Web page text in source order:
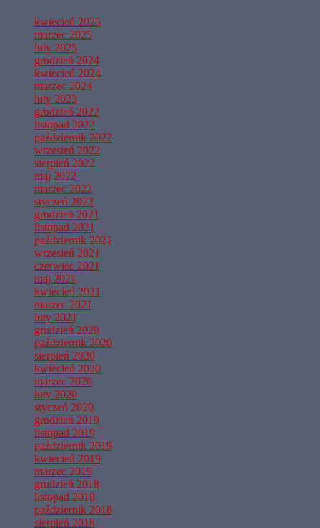
kwiecień 2025
marzec 2025
luty 2025
grudzień 2024
kwiecień 2024
marzec 2024
luty 2023
grudzień 2022
listopad 2022
październik 2022
wrzesień 2022
sierpień 2022
maj 2022
marzec 2022
styczeń 2022
grudzień 2021
listopad 2021
październik 2021
wrzesień 2021
czerwiec 2021
maj 2021
kwiecień 2021
marzec 2021
luty 2021
grudzień 2020
październik 2020
sierpień 2020
kwiecień 2020
marzec 2020
luty 2020
styczeń 2020
grudzień 2019
listopad 2019
październik 2019
kwiecień 2019
marzec 2019
grudzień 2018
listopad 2018
październik 2018
sierpień 2018